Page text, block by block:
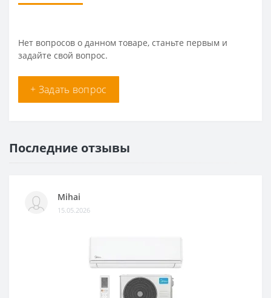
Нет вопросов о данном товаре, станьте первым и
задайте свой вопрос.
+ Задать вопрос
Последние отзывы
Mihai
15.05.2026